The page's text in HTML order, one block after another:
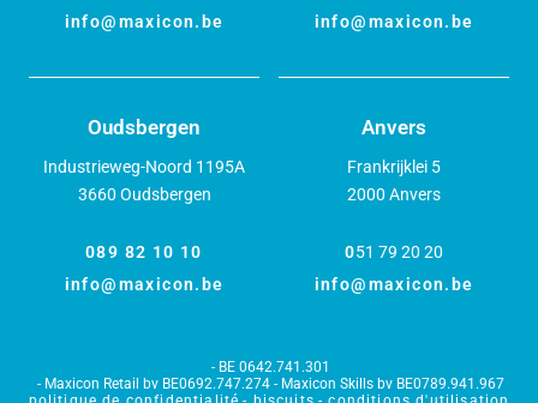
info@maxicon.be
info@maxicon.be
Oudsbergen
Industrieweg-Noord 1195A
3660 Oudsbergen
089 82 10 10
info@maxicon.be
Anvers
Frankrijklei 5
2000 Anvers
051 79 20 20
info@maxicon.be
BE 0642.741.301
Maxicon Retail bv BE0692.747.274 - Maxicon Skills bv BE0789.941.967